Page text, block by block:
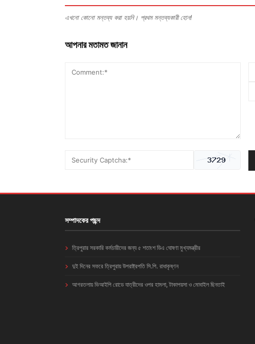
এখনো কোনো মন্তব্য করা হয়নি। প্রথম মন্তব্যকারী হোন!
আপনার মতামত জানান
সম্পাদকের পছন্দ
ত্রিপুরার সরকারি কর্মচারীদের জন্য ৫ শতাংশ ডিএ ঘোষণা মুখ্যমন্ত্রীর
দুই দিনের সফরে ত্রিপুরায় উপরাষ্ট্রপতি সি.পি. রাধাকৃষ্ণন
আগরতলায় ভিআইপি রোডে যাত্রীদের ওপর হামলা, টাকাপয়সা ও মোবাইল ছিনতাই